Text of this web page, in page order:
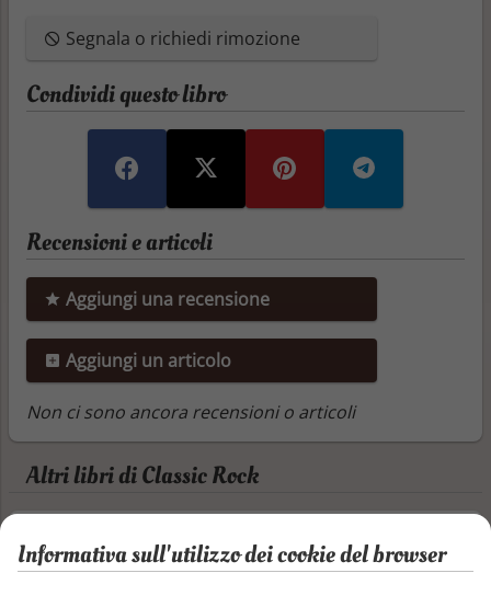
Segnala o richiedi rimozione
Condividi questo libro
Recensioni e articoli
Aggiungi una recensione
Aggiungi un articolo
Non ci sono ancora recensioni o articoli
Altri libri di Classic Rock
Per una migliore esperienza di lettura, si
Informativa sull'utilizzo dei cookie del browser